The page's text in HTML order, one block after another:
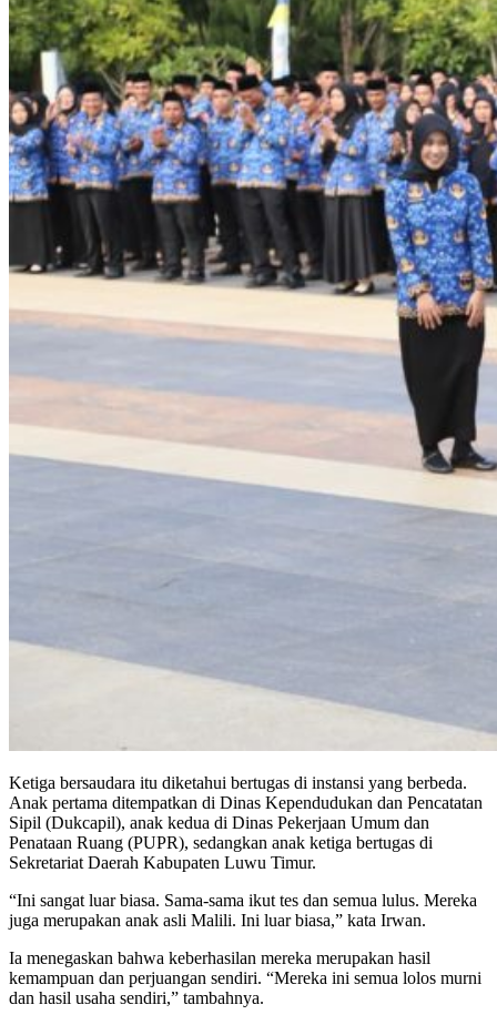
Ketiga bersaudara itu diketahui bertugas di instansi yang berbeda.
Anak pertama ditempatkan di Dinas Kependudukan dan Pencatatan
Sipil (Dukcapil), anak kedua di Dinas Pekerjaan Umum dan
Penataan Ruang (PUPR), sedangkan anak ketiga bertugas di
Sekretariat Daerah Kabupaten Luwu Timur.
“Ini sangat luar biasa. Sama-sama ikut tes dan semua lulus. Mereka
juga merupakan anak asli Malili. Ini luar biasa,” kata Irwan.
Ia menegaskan bahwa keberhasilan mereka merupakan hasil
kemampuan dan perjuangan sendiri. “Mereka ini semua lolos murni
dan hasil usaha sendiri,” tambahnya.